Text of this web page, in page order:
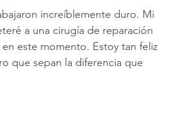
increíblemente duro. Mi
a una cirugía de reparación
este momento. Estoy tan feliz
que sepan la diferencia que